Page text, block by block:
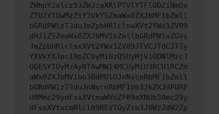
ZWhpY2xlcz93ZWJzaXRlPTVlYTFlODZiNmQx
ZTU2YTUwMzZiY2VkYSZmaWx0ZXJbMF1bZmll
bGRdPWlzT3duJmZpbHRlclswXVt2YWx1ZV09
dHJ1ZSZmaWx0ZXJbMV1bZmllbGRdPW1vZGVs
JmZpbHRlclsxXVt2YWx1ZV09JTVCJTdCJTIy
YXVkYXJpc19pZCUyMiUzQSUyMjViODNlMzc3
OGE5YTUyMzAyNTAwMWI4MCUyMiU3RCU1RCZm
aWx0ZXJbMV1bb3BdPUlOJnNvcnRbMF1bZmll
bGRdPWlzT3duJnNvcnRbMF1bb3JkZXJdPURF
U0Mmc29ydFsxXVtmaWVsZF09aXNUb3Amc29y
dFsxXVtvcmRlcl09REVTQyZzb3J0WzJdW2Zp